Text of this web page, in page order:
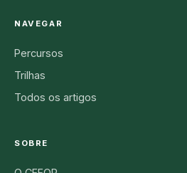
NAVEGAR
Percursos
Trilhas
Todos os artigos
SOBRE